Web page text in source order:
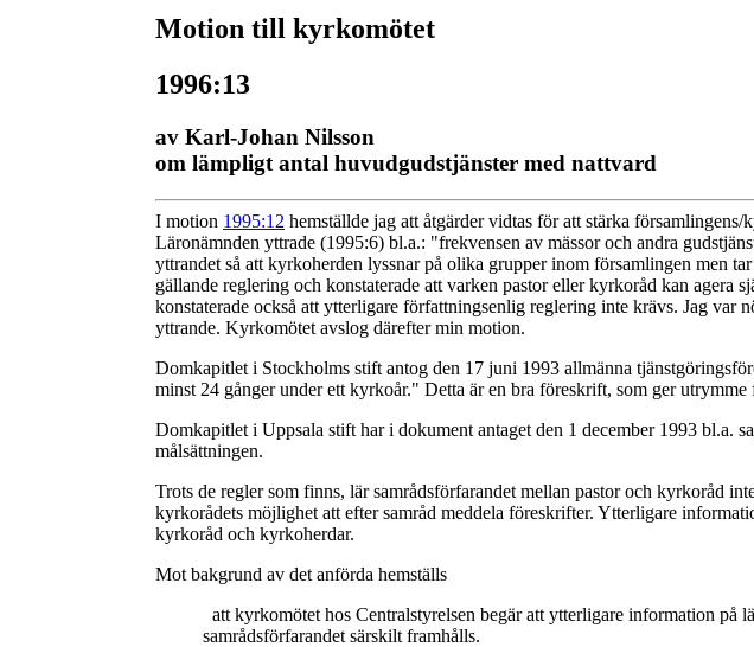
Motion till kyrkomötet
1996:13
av Karl-Johan Nilsson
om lämpligt antal huvudgudstjänster med nattvard
I motion 1995:12 hemställde jag att åtgärder vidtas för att stärka
Läronämnden yttrade (1995:6) bl.a.: "frekvensen av mässor och andra
yttrandet så att kyrkoherden lyssnar på olika grupper inom församlingen men
gällande reglering och konstaterade att varken pastor eller kyrkoråd kan agera
konstaterade också att ytterligare författningsenlig reglering inte krävs. Jag
yttrande. Kyrkomötet avslog därefter min motion.
Domkapitlet i Stockholms stift antog den 17 juni 1993 allmänna
minst 24 gånger under ett kyrkoår." Detta är en bra föreskrift, som ger utrymme
Domkapitlet i Uppsala stift har i dokument antaget den 1 december 1993 bl.a.
målsättningen.
Trots de regler som finns, lär samrådsförfarandet mellan pastor och kyrkoråd
kyrkorådets möjlighet att efter samråd meddela föreskrifter. Ytterligare
kyrkoråd och kyrkoherdar.
Mot bakgrund av det anförda hemställs
att kyrkomötet hos Centralstyrelsen begär att ytterligare information
samrådsförfarandet särskilt framhålls.